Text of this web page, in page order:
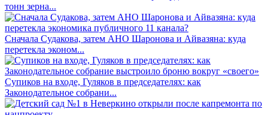
тонн зерна...
Сначала Судакова, затем АНО Шаронова и Айвазяна: куда
перетекла эконом...
Супиков на входе, Гуляков в председателях: как
Законодательное собрани...